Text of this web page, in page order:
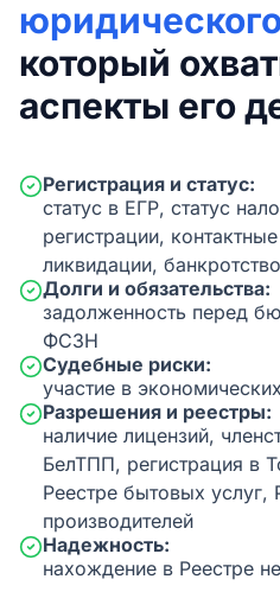
который
аспекты его
Регистрация и статус:
статус в ЕГР, статус
регистрации,
ликвидации, банкротство
Долги и обязательства:
задолженность перед
ФСЗН
Судебные риски:
участие в
Разрешения и реестры:
наличие лицензий,
БелТПП, регистрация в
Реестре бытовых услуг,
производителей
Надежность:
нахождение в Реестре